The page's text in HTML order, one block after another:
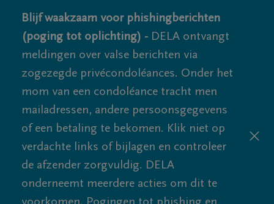
Blijf waakzaam voor phishingberichten
(poging tot oplichting) - DELA ontvangt
meldingen over valse berichten via
zogezegde privécondoléances. Onder het
mom van een condoléance tracht men
mailadressen, andere persoonsgegevens
of een betaling te bekomen. Klik niet op
verdachte links of bijlagen en controleer
de afzender zorgvuldig. DELA
onderneemt meerdere acties om dit te